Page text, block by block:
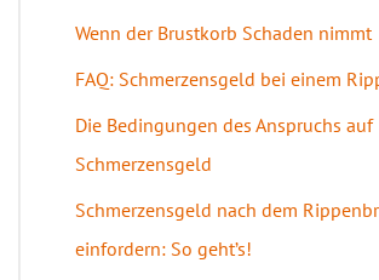
Wenn der Brustkorb Schaden nimmt
FAQ: Schmerzensgeld bei einem
Die Bedingungen des Anspruchs auf
Schmerzensgeld
Schmerzensgeld nach dem
einfordern: So geht’s!